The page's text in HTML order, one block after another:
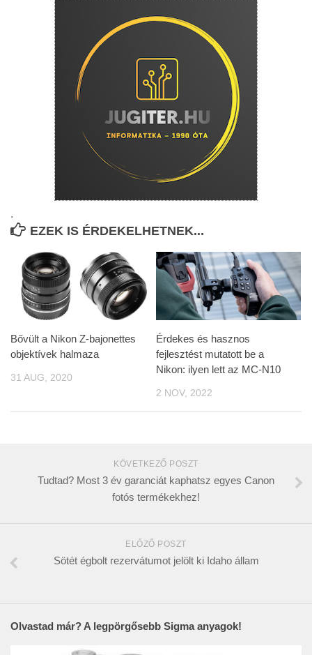
.
EZEK IS ÉRDEKELHETNEK...
Bővült a Nikon Z-bajonettes
objektívek halmaza
31 AUG, 2020
Érdekes és hasznos
fejlesztést mutatott be a
Nikon: ilyen lett az MC-N10
2 NOV, 2022
KÖVETKEZŐ POSZT
Tudtad? Most 3 év garanciát kaphatsz egyes Canon
fotós termékekhez!
ELŐZŐ POSZT
Sötét égbolt rezervátumot jelölt ki Idaho állam
Olvastad már? A legpörgősebb Sigma anyagok!